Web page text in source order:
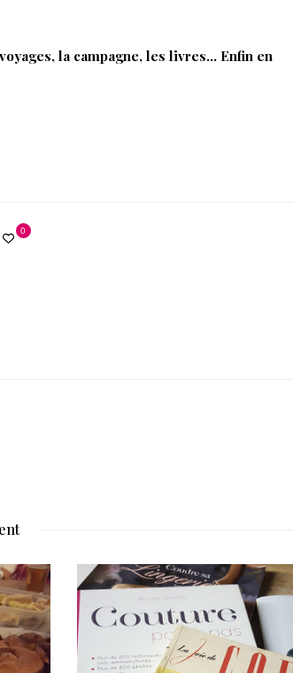
la campagne, les livres… Enfin en
0